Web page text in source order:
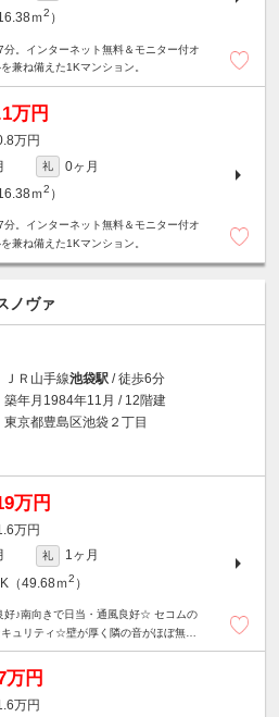
ｍ2 ）
。インターネット無料＆モニター付オ
兼ね備えた1Kマンション。
万円
万円
礼
0ヶ月
ｍ2 ）
。インターネット無料＆モニター付オ
兼ね備えた1Kマンション。
ノヴァ
ＪＲ山手線池袋駅 / 徒歩6分
築年月1984年11月 / 12階建
東京都豊島区池袋２丁目
万円
万円
礼
1ヶ月
（49.68ｍ2 ）
好♪南向きで日当・通風良好☆ セコムの
ュリティ☆壁が厚く隣の音がほぼ無し
万円
万円